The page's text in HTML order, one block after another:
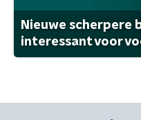
Nieuwe scherpere
interessant voor